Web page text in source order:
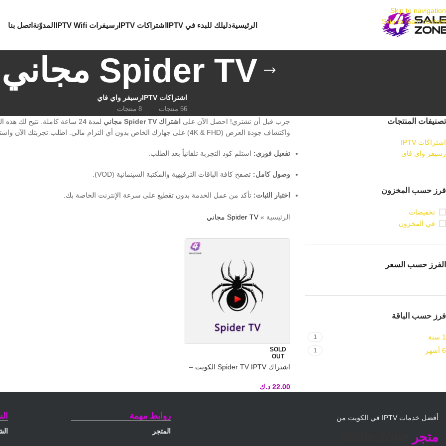
Skip to navigation
Skip to main content
الرئيسيةدليلك للبدء في IPTV اشتراكات IPTV رسيفرات IPTV Wifi المدوّنة اتصل بنا
Spider TV مجاني
اشتراكات IPTV
56 منتجات
رسيفر واي فاي
8 منتجات
تصنيفات المنتجات
اشتراكات IPTV
رسيفر واي فاي
فرز حسب المخزون
تخفيضات
في المخزون
الفرز حسب السعر
فرز حسب الباقة
1 سنة 1
6 أشهر 1
جرب قبل أن تشتري! احصل الآن على اشتراك Spider TV مجاني
لمدة 24 ساعة كاملة. نتيح لك
واكتشاف جودة العرض (4K & FHD) على جهازك الخاص بدون أي التزام مالي. اطلب تجربتك الآن واستلم بيانات التفعيل فوراً.
تفعيل فوري: استلم كود التجربة تلقائياً بعد الطلب.
وصول كامل: تصفح كافة الباقات الترفيهية والمكتبة السينمائية (VOD).
اختبار الثبات: تأكد من عمل الخدمة بدون تقطيع على سرعة الإنترنت الخاصة بك.
الرئيسية » Spider TV مجاني
SOLD
OUT
اشتراك Spider TV IPTV الكويت –
22.00 د.ك
أفضل خدمات IPTV في الكويت من
متجر
روابط مهمة
المتجر